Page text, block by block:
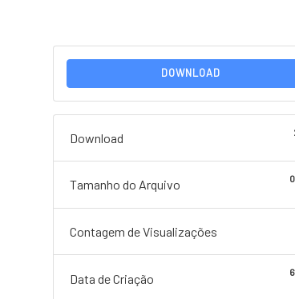
DOWNLOAD
Download
Tamanho do Arquivo
Contagem de Visualizações
Data de Criação